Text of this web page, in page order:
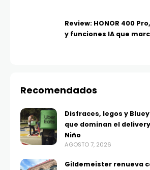
Review: HONOR 400
y funciones IA que
Recomendados
Disfraces, legos y
que dominan el
Niño
AGOSTO 7, 2026
Gildemeister renueva